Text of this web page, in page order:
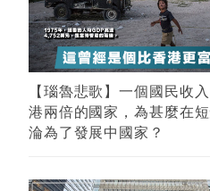
【瑙魯悲歌】一個國民收
港兩倍的國家，為甚麼在
淪為了發展中國家？